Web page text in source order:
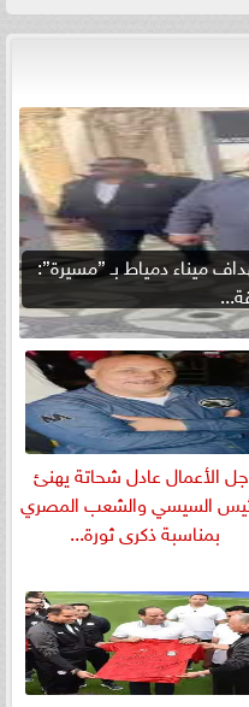
ميناء دمياط بـ ”مسيرة”:
الأعمال عادل شحاتة يهنئ
السيسي والشعب المصري
بمناسبة ذكرى ثورة...